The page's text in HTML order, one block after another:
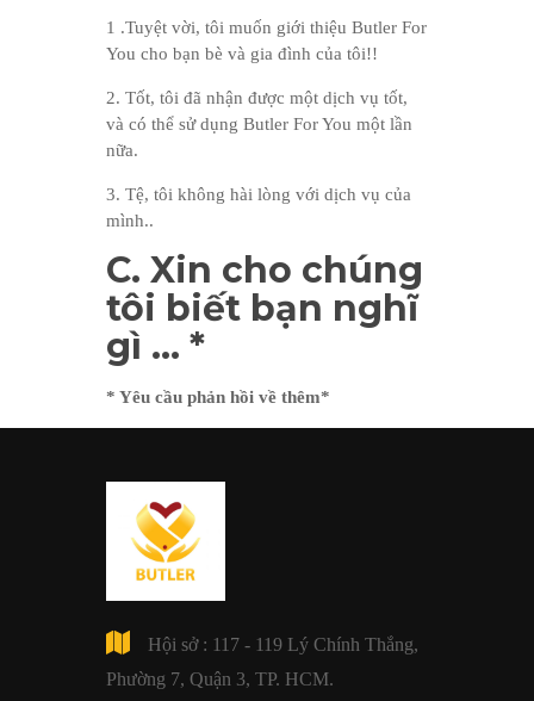
1 .Tuyệt vời, tôi muốn giới thiệu Butler For
You cho bạn bè và gia đình của tôi!!
2. Tốt, tôi đã nhận được một dịch vụ tốt,
và có thể sử dụng Butler For You một lần
nữa.
3. Tệ, tôi không hài lòng với dịch vụ của
mình..
C. Xin cho chúng
tôi biết bạn nghĩ
gì … *
* Yêu cầu phản hồi về thêm*
Hội sở : 117 - 119 Lý Chính Thắng,
Phường 7, Quận 3, TP. HCM.